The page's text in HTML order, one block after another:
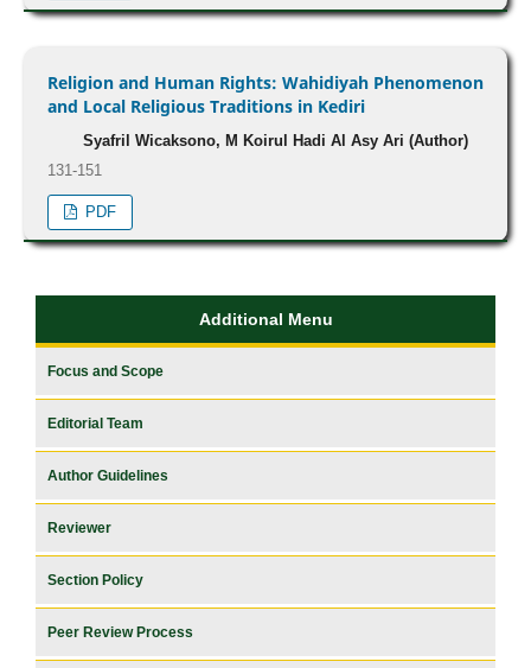
Religion and Human Rights: Wahidiyah Phenomenon
and Local Religious Traditions in Kediri
Syafril Wicaksono, M Koirul Hadi Al Asy Ari (Author)
131-151
PDF
Additional Menu
Focus and Scope
Editorial Team
Author Guidelines
Reviewer
Section Policy
Peer Review Process